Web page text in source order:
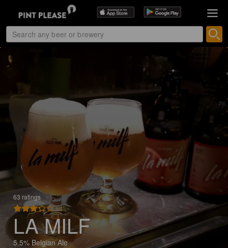
63 ratings
3.3
LA MILF
5.5% Belgian Ale